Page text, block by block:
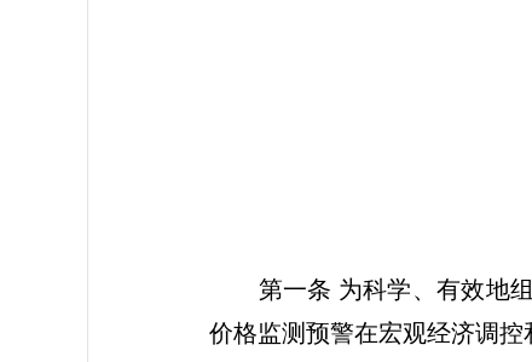
江苏省价格
第一条 为科学、有效地组
价格监测预警在宏观经济调